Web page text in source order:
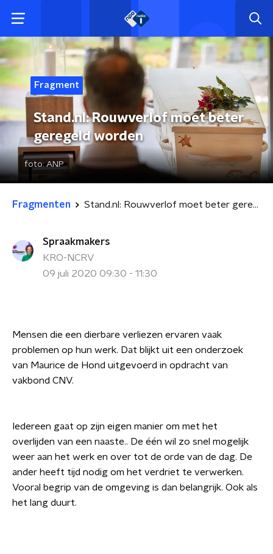
Fragment
Stand.nl: Rouwverlof moet beter
geregeld worden
foto:ANP
Fragmenten Stand.nl: Rouwverlof moet beter geregeld worden
Spraakmakers
KRO-NCRV
09 juli 2020 09:30 - 11:30
Mensen die een dierbare verliezen ervaren vaak
problemen op hun werk. Dat blijkt uit een onderzoek
van Maurice de Hond uitgevoerd in opdracht van
vakbond CNV.
Iedereen gaat op zijn eigen manier om met het
overlijden van een naaste.. De één wil zo snel mogelijk
weer aan het werk en over tot de orde van de dag. De
ander heeft tijd nodig om het verdriet te verwerken.
Vooral begrip van de omgeving is dan belangrijk. Ook als
het lang duurt.